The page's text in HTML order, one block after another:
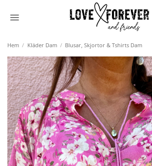
Hem / Kläder Dam / Blusar, Skjortor & Tshirts Dam